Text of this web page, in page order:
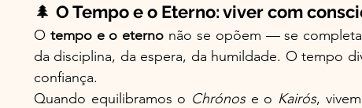
🌲 O Tempo e o Eterno: viver com
O tempo e o eterno não se opõem — se
da disciplina, da espera, da humildade. O tempo
confiança.
Quando equilibramos o Chrónos e o Kairós,